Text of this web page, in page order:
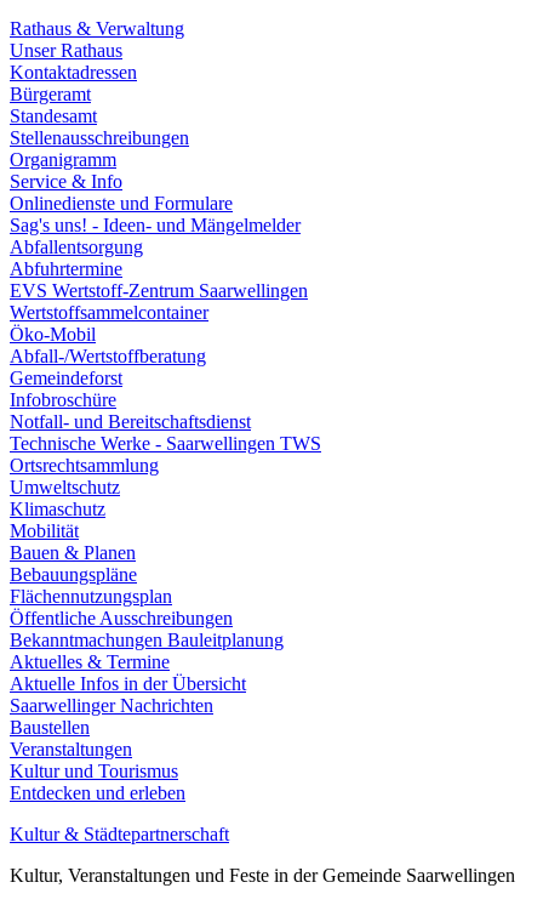
Rathaus & Verwaltung
Unser Rathaus
Kontaktadressen
Bürgeramt
Standesamt
Stellenausschreibungen
Organigramm
Service & Info
Onlinedienste und Formulare
Sag's uns! - Ideen- und Mängelmelder
Abfallentsorgung
Abfuhrtermine
EVS Wertstoff-Zentrum Saarwellingen
Wertstoffsammelcontainer
Öko-Mobil
Abfall-/Wertstoffberatung
Gemeindeforst
Infobroschüre
Notfall- und Bereitschaftsdienst
Technische Werke - Saarwellingen TWS
Ortsrechtsammlung
Umweltschutz
Klimaschutz
Mobilität
Bauen & Planen
Bebauungspläne
Flächennutzungsplan
Öffentliche Ausschreibungen
Bekanntmachungen Bauleitplanung
Aktuelles & Termine
Aktuelle Infos in der Übersicht
Saarwellinger Nachrichten
Baustellen
Veranstaltungen
Kultur und Tourismus
Entdecken und erleben
Kultur & Städtepartnerschaft
Kultur, Veranstaltungen und Feste in der Gemeinde Saarwellingen